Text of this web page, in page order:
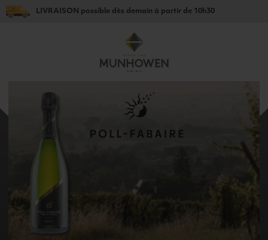
LIVRAISON possible dès demain à partir de 10h30